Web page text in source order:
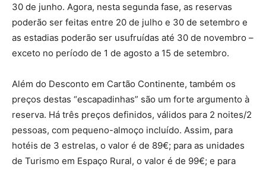
30 de junho. Agora, nesta segunda fase, as reservas
poderão ser feitas entre 20 de julho e 30 de setembro e
as estadias poderão ser usufruídas até 30 de novembro –
exceto no período de 1 de agosto a 15 de setembro.
Além do Desconto em Cartão Continente, também os
preços destas “escapadinhas” são um forte argumento à
reserva. Há três preços definidos, válidos para 2 noites/2
pessoas, com pequeno-almoço incluído. Assim, para
hotéis de 3 estrelas, o valor é de 89€; para as unidades
de Turismo em Espaço Rural, o valor é de 99€; e para